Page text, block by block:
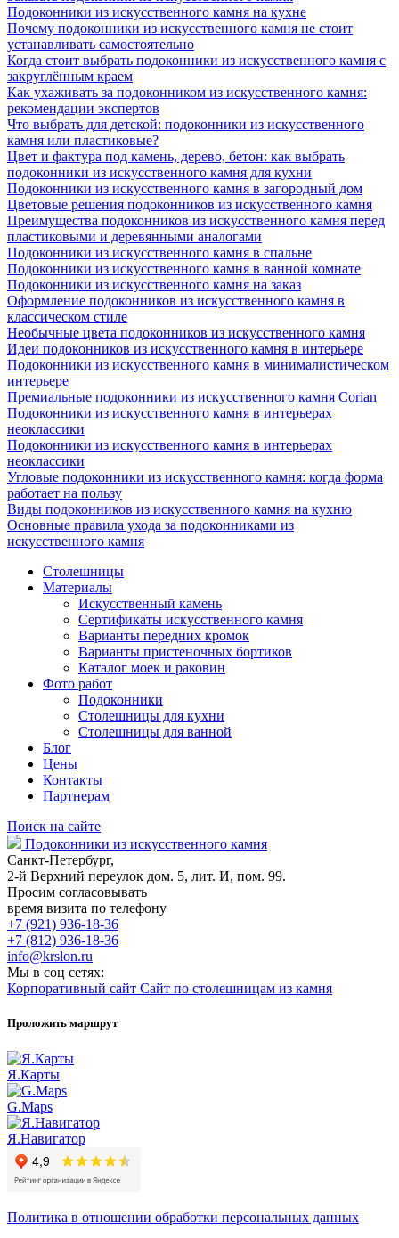
Подоконники из искусственного камня на кухне
Почему подоконники из искусственного камня не стоит
устанавливать самостоятельно
Когда стоит выбрать подоконники из искусственного камня с
закруглённым краем
Как ухаживать за подоконником из искусственного камня:
рекомендации экспертов
Что выбрать для детской: подоконники из искусственного
камня или пластиковые?
Цвет и фактура под камень, дерево, бетон: как выбрать
подоконники из искусственного камня для кухни
Подоконники из искусственного камня в загородный дом
Цветовые решения подоконников из искусственного камня
Преимущества подоконников из искусственного камня перед
пластиковыми и деревянными аналогами
Подоконники из искусственного камня в спальне
Подоконники из искусственного камня в ванной комнате
Подоконники из искусственного камня на заказ
Оформление подоконников из искусственного камня в
классическом стиле
Необычные цвета подоконников из искусственного камня
Идеи подоконников из искусственного камня в интерьере
Подоконники из искусственного камня в минималистическом
интерьере
Премиальные подоконники из искусственного камня Corian
Подоконники из искусственного камня в интерьерах
неоклассики
Подоконники из искусственного камня в интерьерах
неоклассики
Угловые подоконники из искусственного камня: когда форма
работает на пользу
Виды подоконников из искусственного камня на кухню
Основные правила ухода за подоконниками из
искусственного камня
Столешницы
Материалы
Искусственный камень
Сертификаты искусственного камня
Варианты передних кромок
Варианты пристеночных бортиков
Каталог моек и раковин
Фото работ
Подоконники
Столешницы для кухни
Столешницы для ванной
Блог
Цены
Контакты
Партнерам
Поиск на сайте
Подоконники из искусственного камня
Санкт-Петербург,
2-й Верхний переулок дом. 5, лит. И, пом. 99.
Просим согласовывать
время визита по телефону
+7 (921) 936-18-36
+7 (812) 936-18-36
info@krslon.ru
Мы в соц сетях:
Корпоративный сайт Сайт по столешницам из камня
Проложить маршрут
Я.Карты
G.Maps
Я.Навигатор
Политика в отношении обработки персональных данных